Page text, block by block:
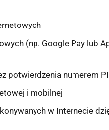
(np. Google Pay lub
potwierdzenia numerem
i mobilnej
w Internecie